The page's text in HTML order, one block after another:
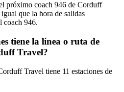
próximo coach 946 de Corduff
igual que la hora de salidas
coach 946.
tiene la línea o ruta de
Travel?
Travel tiene 11 estaciones de